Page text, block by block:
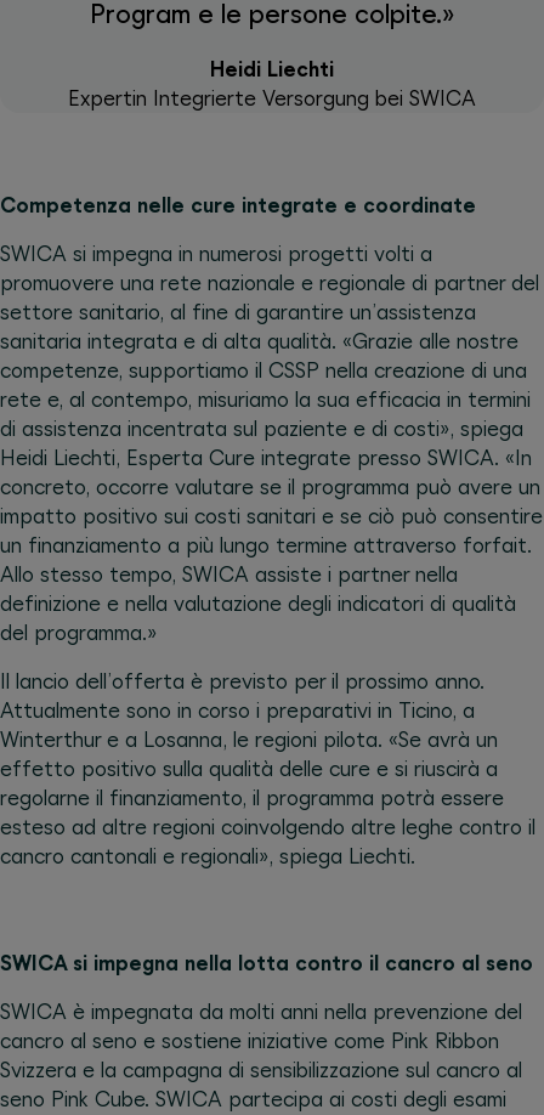
Program e le persone colpite.»
Heidi Liechti
Expertin Integrierte Versorgung bei SWICA
Competenza nelle cure integrate e coordinate
SWICA si impegna in numerosi progetti volti a
promuovere una rete nazionale e regionale di partner del
settore sanitario, al fine di garantire un’assistenza
sanitaria integrata e di alta qualità. «Grazie alle nostre
competenze, supportiamo il CSSP nella creazione di una
rete e, al contempo, misuriamo la sua efficacia in termini
di assistenza incentrata sul paziente e di costi», spiega
Heidi Liechti, Esperta Cure integrate presso SWICA. «In
concreto, occorre valutare se il programma può avere un
impatto positivo sui costi sanitari e se ciò può consentire
un finanziamento a più lungo termine attraverso forfait.
Allo stesso tempo, SWICA assiste i partner nella
definizione e nella valutazione degli indicatori di qualità
del programma.»
Il lancio dell’offerta è previsto per il prossimo anno.
Attualmente sono in corso i preparativi in Ticino, a
Winterthur e a Losanna, le regioni pilota. «Se avrà un
effetto positivo sulla qualità delle cure e si riuscirà a
regolarne il finanziamento, il programma potrà essere
esteso ad altre regioni coinvolgendo altre leghe contro il
cancro cantonali e regionali», spiega Liechti.
SWICA si impegna nella lotta contro il cancro al seno
SWICA è impegnata da molti anni nella prevenzione del
cancro al seno e sostiene iniziative come Pink Ribbon
Svizzera e la campagna di sensibilizzazione sul cancro al
seno Pink Cube. SWICA partecipa ai costi degli esami